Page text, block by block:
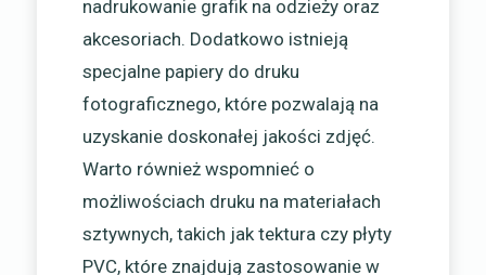
nadrukowanie grafik na odzieży oraz
akcesoriach. Dodatkowo istnieją
specjalne papiery do druku
fotograficznego, które pozwalają na
uzyskanie doskonałej jakości zdjęć.
Warto również wspomnieć o
możliwościach druku na materiałach
sztywnych, takich jak tektura czy płyty
PVC, które znajdują zastosowanie w